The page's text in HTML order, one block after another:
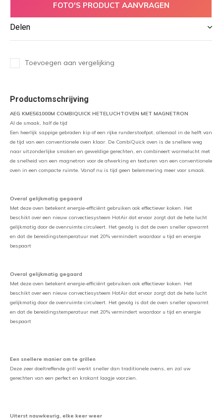
FOTO'S PRODUCT AANVRAGEN
Delen
Toevoegen aan vergelijking
Productomschrijving
AEG KME561000M COMBIQUICK HETELUCHTOVEN MET MAGNETRON
Al de smaak, half de tijd
Een heerlijk sappige gebraden kip of een rijke runderstoofpot, allemaal in de helft van
de tijd van een conventionele oven klaar. De CombiQuick oven is de snellere weg
naar uitzonderlijke smaken en geweldige gerechten, en combineert warmelucht met
de snelheid van een magnetron voor de afwerking en texturen van een conventionele
oven in een compacte ruimte. Vanaf nu is tijd geen belemmering meer voor smaak.
Overal gelijkmatig gegaard
Met deze oven betekent energie-efficiënt gebruiken ook effectiever koken. Het
beschikt over een nieuw convectiesysteem HotAir dat ervoor zorgt dat de hete lucht
gelijkmatig door de ovenruimte circuleert. Het gevolg is dat de oven sneller opwarmt
en dat de bereidingstemperatuur met 20% vermindert waardoor u tijd en energie
bespaart
Overal gelijkmatig gegaard
Met deze oven betekent energie-efficiënt gebruiken ook effectiever koken. Het
beschikt over een nieuw convectiesysteem HotAir dat ervoor zorgt dat de hete lucht
gelijkmatig door de ovenruimte circuleert. Het gevolg is dat de oven sneller opwarmt
en dat de bereidingstemperatuur met 20% vermindert waardoor u tijd en energie
bespaart
Een snellere manier om te grillen
Deze zeer doeltreffende grill werkt sneller dan traditionele ovens, en zal uw
gerechten van een perfect en krokant laagje voorzien.
Uiterst nauwkeurig, elke keer weer